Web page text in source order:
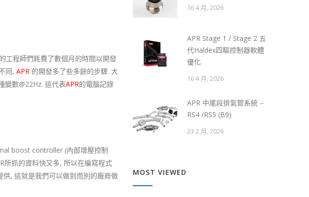
工程師們耗費了數個月的時間以開發
同, APR 的開發多了些多餘的步驟. 大
變數@22Hz. 這代表APR的電腦記錄
boost controller (內部增壓控制
所抓的資料快又多, 所以在編寫程式
供, 這就是我們可以做到而別的廠商做
16 4 月, 2026
APR Stage 1 / Stage 2 五
代Haldex四驅控制器軟體
優化
16 4 月, 2026
APR 中尾段排氣管系統 –
RS4 /RS5 (B9)
23 2 月, 2026
MOST VIEWED